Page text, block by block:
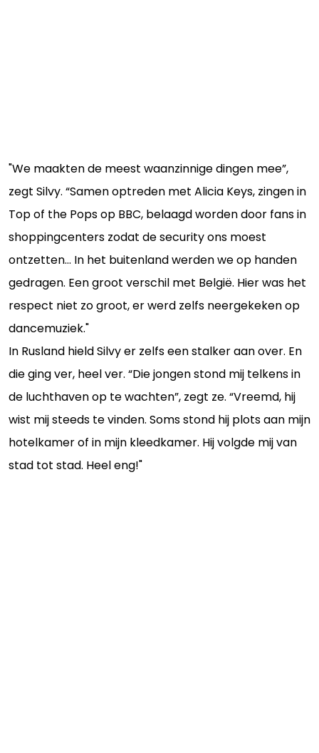
"We maakten de meest waanzinnige dingen mee”,
zegt Silvy. “Samen optreden met Alicia Keys, zingen in
Top of the Pops op BBC, belaagd worden door fans in
shoppingcenters zodat de security ons moest
ontzetten… In het buitenland werden we op handen
gedragen. Een groot verschil met België. Hier was het
respect niet zo groot, er werd zelfs neergekeken op
dancemuziek."
In Rusland hield Silvy er zelfs een stalker aan over. En
die ging ver, heel ver. “Die jongen stond mij telkens in
de luchthaven op te wachten”, zegt ze. “Vreemd, hij
wist mij steeds te vinden. Soms stond hij plots aan mijn
hotelkamer of in mijn kleedkamer. Hij volgde mij van
stad tot stad. Heel eng!"